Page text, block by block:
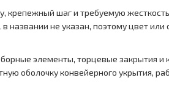
крепежный шаг и требуемую
названии не указан, поэтому цвет или
элементы, торцевые закрытия и
оболочку конвейерного укрытия,